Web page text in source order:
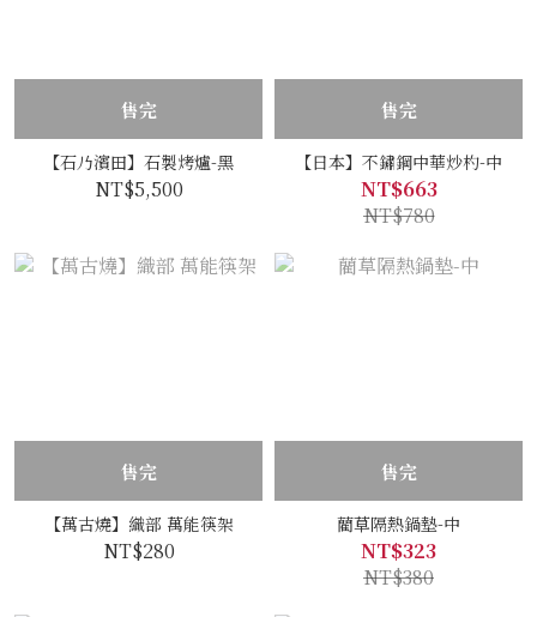
售完
【石乃濱田】石製烤爐-黑
NT$5,500
售完
【日本】不鏽鋼中華炒杓-中
NT$663
NT$780
售完
【萬古燒】織部 萬能筷架
NT$280
售完
藺草隔熱鍋墊-中
NT$323
NT$380